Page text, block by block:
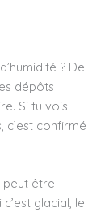
? De
dépôts
Si tu vois
c’est confirmé
peut être
glacial, le